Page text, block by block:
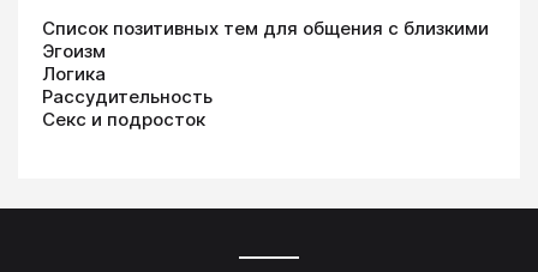
Список позитивных тем для общения с близкими
Эгоизм
Логика
Рассудительность
Секс и подросток